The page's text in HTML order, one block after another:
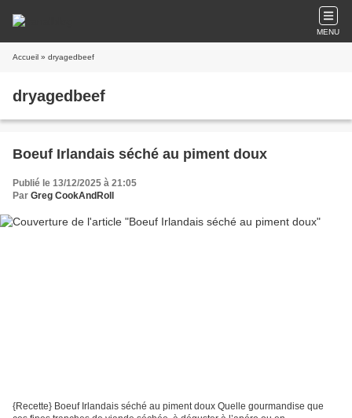
MENU
Accueil » dryagedbeef
dryagedbeef
Boeuf Irlandais séché au piment doux
Publié le 13/12/2025 à 21:05
Par Greg CookAndRoll
{Recette} Boeuf Irlandais séché au piment doux Quelle gourmandise que